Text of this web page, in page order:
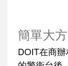
簡單大
DOIT在商